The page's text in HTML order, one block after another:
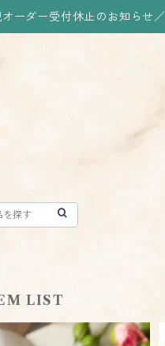
ーダー受付休止のお知らせ／
LIST